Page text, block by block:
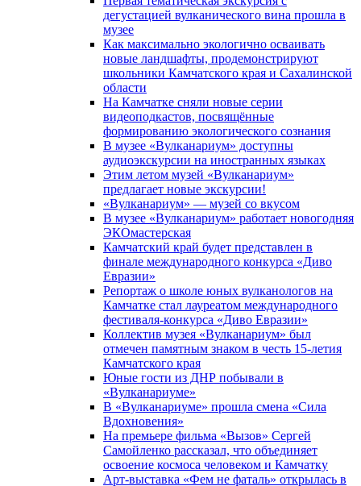
дегустацией вулканического вина прошла в
музее
Как максимально экологично осваивать
новые ландшафты, продемонстрируют
школьники Камчатского края и Сахалинской
области
На Камчатке сняли новые серии
видеоподкастов, посвящённые
формированию экологического сознания
В музее «Вулканариум» доступны
аудиоэкскурсии на иностранных языках
Этим летом музей «Вулканариум»
предлагает новые экскурсии!
«Вулканариум» — музей со вкусом
В музее «Вулканариум» работает новогодняя
ЭКОмастерская
Камчатский край будет представлен в
финале международного конкурса «Диво
Евразии»
Репортаж о школе юных вулканологов на
Камчатке стал лауреатом международного
фестиваля-конкурса «Диво Евразии»
Коллектив музея «Вулканариум» был
отмечен памятным знаком в честь 15-летия
Камчатского края
Юные гости из ДНР побывали в
«Вулканариумe»
В «Вулканариуме» прошла смена «Сила
Вдохновения»
На премьере фильма «Вызов» Сергей
Самойленко рассказал, что объединяет
освоение космоса человеком и Камчатку
Арт-выставка «Фем не фаталь» открылась в